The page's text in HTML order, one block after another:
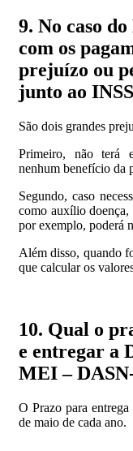
9. No caso
com os
prejuízo ou
junto ao
São dois grandes
Primeiro, não terá
nenhum benefício da
Segundo, caso
como auxílio doença,
por exemplo, poderá
Além disso, quando
que calcular os
10. Qual o
e entregar a
MEI –
O Prazo para
de maio de cada ano.